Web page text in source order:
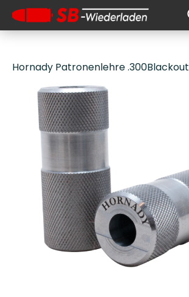
Hornady Patronenlehre .300Blackout